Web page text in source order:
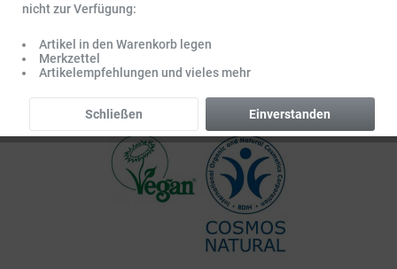
nicht zur Verfügung:
Artikel in den Warenkorb legen
Merkzettel
Artikelempfehlungen und vieles mehr
Einverstanden
Schließen